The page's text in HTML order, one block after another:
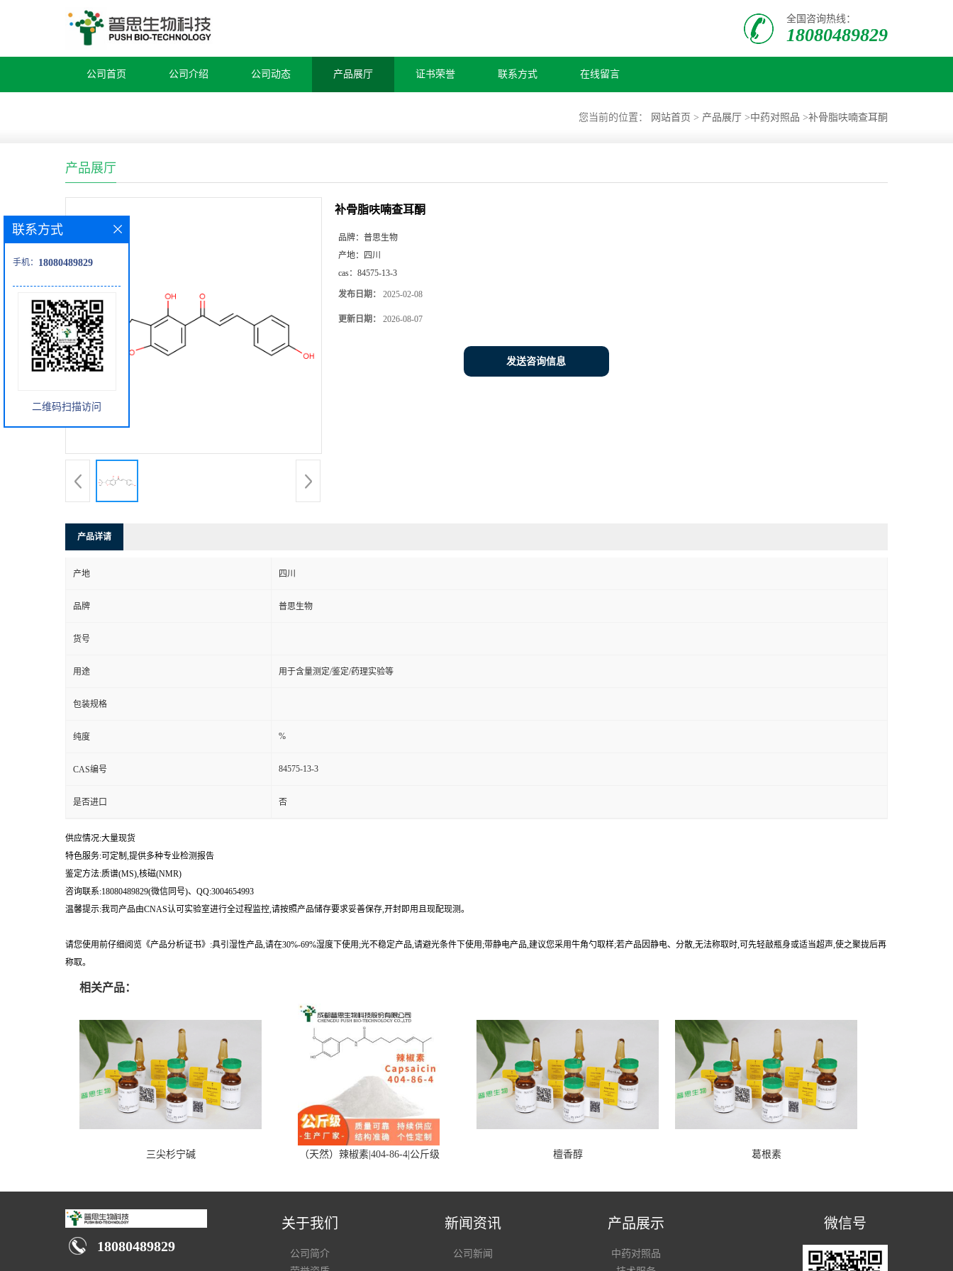
全国咨询热线：
18080489829
公司首页 公司介绍 公司动态 产品展厅 证书荣誉 联系方式 在线留言
您当前的位置： 网站首页 > 产品展厅 >中药对照品 >补骨脂呋喃查耳酮
产品展厅
补骨脂呋喃查耳酮
品牌： 普思生物
产地：
四川
cas： 84575-13-3
发布日期： 2025-02-08
更新日期： 2026-08-07
发送咨询信息
产品详请
产地 四川
品牌 普思生物
货号
用途 用于含量测定/鉴定/药理实验等
包装规格
纯度 %
CAS编号 84575-13-3
是否进口 否
供应情况:大量现货
特色服务:可定制,提供多种专业检测报告
鉴定方法:质谱(MS),核磁(NMR)
咨询联系:18080489829(微信同号)、QQ:3004654993
温馨提示:我司产品由CNAS认可实验室进行全过程监控,请按照产品储存要求妥善保存,开封即用且现配现测。
请您使用前仔细阅览《产品分析证书》:具引湿性产品,请在30%-69%湿度下使用;光不稳定产品,请避光条件下使用;带静电产品,建议您采用牛角勺取样;若产品因静电、分散,无法称取时,可先轻敲瓶身或适当超声,使之聚拢后再
称取。
相关产品：
三尖杉宁碱 （天然）辣椒素|404-86-4|公斤级 檀香醇 葛根素
联系方式
手机： 18080489829
二维码扫描访问
18080489829
关于我们
公司简介
新闻资讯
公司新闻
产品展示
中药对照品
微信号